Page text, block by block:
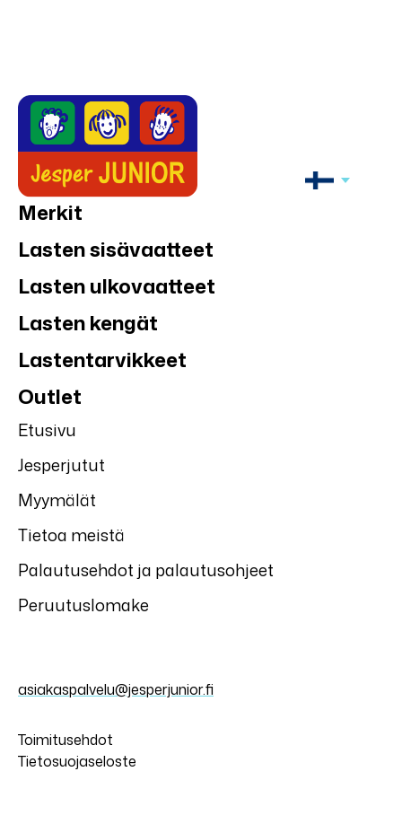
Merkit
Lasten sisävaatteet
Lasten ulkovaatteet
Lasten kengät
Lastentarvikkeet
Outlet
Etusivu
Jesperjutut
Myymälät
Tietoa meistä
Palautusehdot ja palautusohjeet
Peruutuslomake
asiakaspalvelu@jesperjunior.fi
Toimitusehdot
Tietosuojaseloste